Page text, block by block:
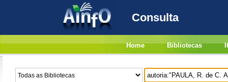
Consulta
Home Bibliotecas